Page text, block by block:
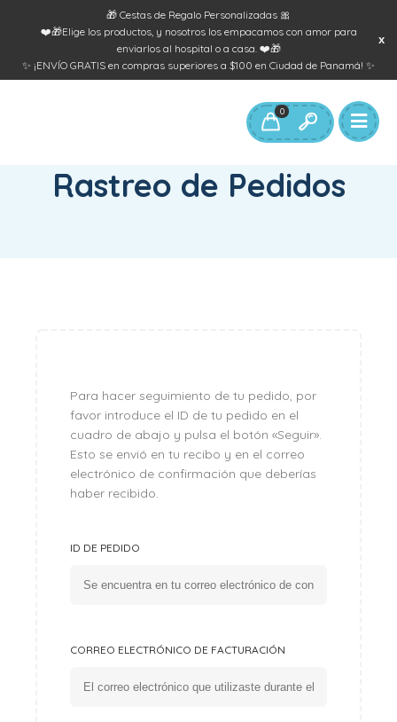
🎁 Cestas de Regalo Personalizadas 🎀
❤️🎁Elige los productos, y nosotros los empacamos con amor para
enviarlos al hospital o a casa. ❤️🎁
✨ ¡ENVÍO GRATIS en compras superiores a $100 en Ciudad de Panamá! ✨
0
RASTREO DE PEDIDOS
Rastreo de Pedidos
Para hacer seguimiento de tu pedido, por
favor introduce el ID de tu pedido en el
cuadro de abajo y pulsa el botón «Seguir».
Esto se envió en tu recibo y en el correo
electrónico de confirmación que deberías
haber recibido.
ID DE PEDIDO
CORREO ELECTRÓNICO DE FACTURACIÓN